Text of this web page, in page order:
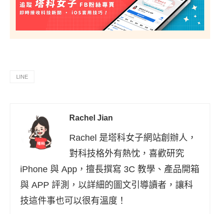
LINE
Rachel Jian
Rachel 是塔科女子網站創辦人，
對科技格外有熱忱，喜歡研究
iPhone 與 App，擅長撰寫 3C 教學、產品開箱
與 APP 評測，以詳細的圖文引導讀者，讓科
技這件事也可以很有溫度！